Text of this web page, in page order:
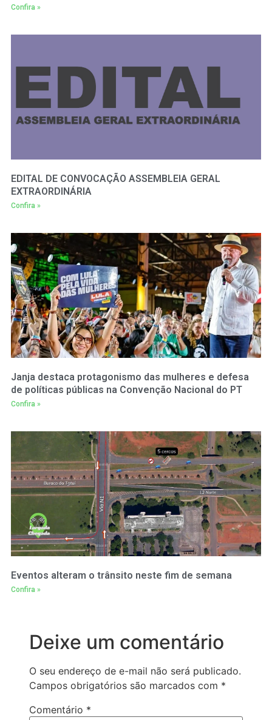
Confira »
EDITAL DE CONVOCAÇÃO ASSEMBLEIA GERAL
EXTRAORDINÁRIA
Confira »
Janja destaca protagonismo das mulheres e defesa
de políticas públicas na Convenção Nacional do PT
Confira »
Eventos alteram o trânsito neste fim de semana
Confira »
Deixe um comentário
O seu endereço de e-mail não será publicado.
Campos obrigatórios são marcados com *
Comentário *